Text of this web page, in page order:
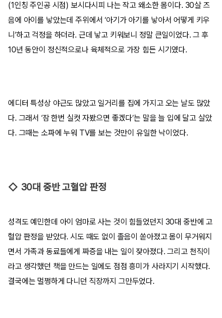
(1인칭 주인공 시점) 보시다시피 나는 작고 왜소한 몸이다. 30살 즈
음에 아이를 낳았는데 주위에서 ‘아기가 아기를 낳아서 어떻게 키우
니’하고 걱정을 하더라. 근데 낳고 키워보니 정말 큰일이었다. 그 후
10년 동안이 정신적으로나 육체적으로 가장 힘든 시기였다.
에디터 특성상 야근도 많았고 일거리를 집에 가지고 오는 날도 많았
다. 그래서 ‘잠 한번 실컷 자봤으면 좋겠다’는 말을 늘 입에 달고 살았
다. 그때는 소파에 누워 TV를 보는 것만이 유일한 낙이었다.
◇ 30대 중반 고혈압 판정
성격도 예민한데 아이 엄마로 사는 것이 힘들었던지 30대 중반에 고
혈압 판정을 받았다. 시도 때도 없이 졸음이 쏟아졌고 몸이 무거워지
면서 가족과 동료들에게 짜증을 내는 일이 잦아졌다. 그리고 천직이
라고 생각했던 책을 만드는 일에도 점점 흥미가 사라지기 시작했다.
결국에는 멀쩡하게 다니던 직장까지 그만두었다.